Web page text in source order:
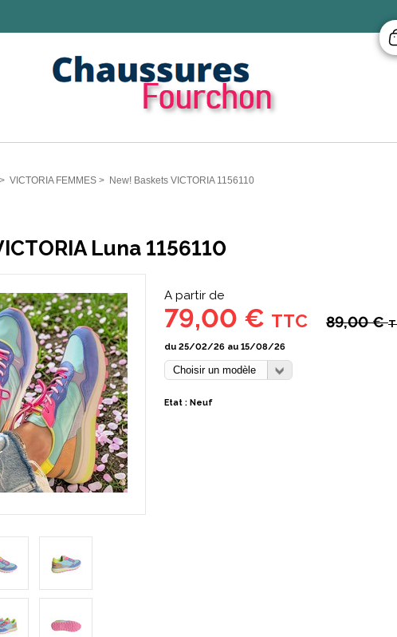
> VICTORIA FEMMES > New! Baskets VICTORIA 1156110
Luna 1156110
A partir de
79,00 € TTC 89,00 €
du 25/02/26 au 15/08/26
Etat : Neuf